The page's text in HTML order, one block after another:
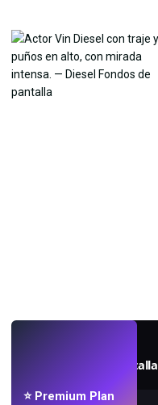
Crea fondos de pantalla
⭐ Premium Plan